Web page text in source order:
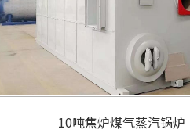
10吨焦炉煤气蒸汽锅炉